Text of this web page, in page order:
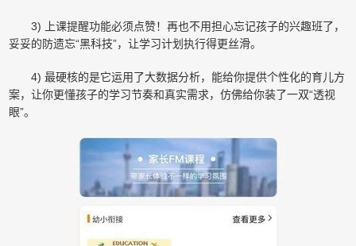
3) 上课提醒功能必须点赞！再也不用担心忘记孩子的兴趣班了，
妥妥的防遗忘“黑科技”，让学习计划执行得更丝滑。
4) 最硬核的是它运用了大数据分析，能给你提供个性化的育儿方
案，让你更懂孩子的学习节奏和真实需求，仿佛给你装了一双“透视
眼”。